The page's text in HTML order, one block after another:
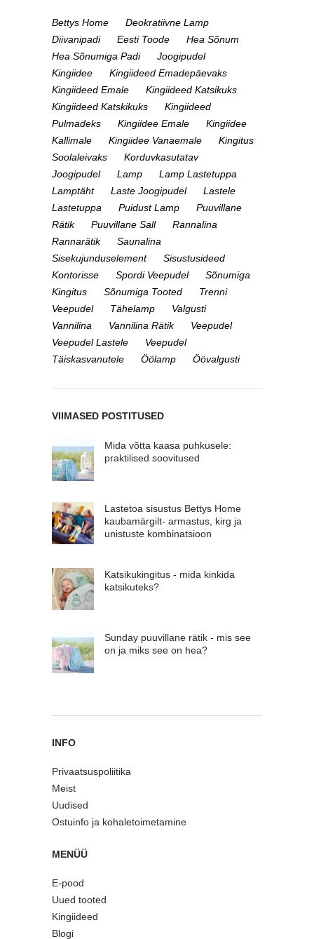
Bettys Home
Deokratiivne Lamp
Diivanipadi
Eesti Toode
Hea Sõnum
Hea Sõnumiga Padi
Joogipudel
Kingiidee
Kingiideed Emadepäevaks
Kingiideed Emale
Kingiideed Katsikuks
Kingiideed Katskikuks
Kingiideed
Pulmadeks
Kingiidee Emale
Kingiidee
Kallimale
Kingiidee Vanaemale
Kingitus
Soolaleivaks
Korduvkasutatav
Joogipudel
Lamp
Lamp Lastetuppa
Lamptäht
Laste Joogipudel
Lastele
Lastetuppa
Puidust Lamp
Puuvillane
Rätik
Puuvillane Sall
Rannalina
Rannarätik
Saunalina
Sisekujunduselement
Sisustusideed
Kontorisse
Spordi Veepudel
Sõnumiga
Kingitus
Sõnumiga Tooted
Trenni
Veepudel
Tähelamp
Valgusti
Vannilina
Vannilina Rätik
Veepudel
Veepudel Lastele
Veepudel
Täiskasvanutele
Öölamp Öövalgusti
VIIMASED POSTITUSED
Mida võtta kaasa puhkusele:
praktilised soovitused
Lastetoa sisustus Bettys Home
kaubamärgilt- armastus, kirg ja
unistuste kombinatsioon
Katsikukingitus - mida kinkida
katsikuteks?
Sunday puuvillane rätik - mis see
on ja miks see on hea?
INFO
Privaatsuspoliitika
Meist
Uudised
Ostuinfo ja kohaletoimetamine
MENÜÜ
E-pood
Uued tooted
Kingiideed
Blogi